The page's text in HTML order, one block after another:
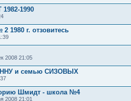
1990
1980 г. отзовитесь
2008 21:05
и семью СИЗОВЫХ
Шмидт - школа №4
2008 21:01